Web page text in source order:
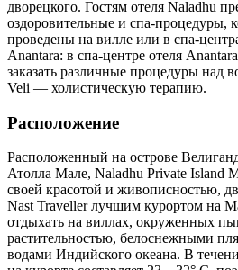
дворецкого. Гостям отеля Naladhu
оздоровительные и спа-процедуры,
проведены на вилле или в спа-
Anantara: в спа-центре отеля
заказать различные процедуры над
Veli — холистическую терапию.
Расположение
Расположенный на острове
Атолла Мале, Naladhu Private Island
своей красотой и живописностью,
Nast Traveller лучшим курортом на
отдыхать на виллах, окруженных
растительностью, белоснежными
водами Индийского океана. В